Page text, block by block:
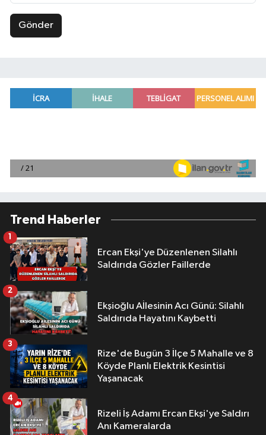
Gönder
Trend Haberler
Ercan Ekşi'ye Düzenlenen Silahlı
Saldırıda Gözler Faillerde
1
Ekşioğlu Aİlesinin Acı Günü: Silahlı
Saldırıda Hayatını Kaybetti
2
Rize'de Bugün 3 İlçe 5 Mahalle ve 8
Köyde Planlı Elektrik Kesintisi
Yaşanacak
3
Rizeli İş Adamı Ercan Ekşi'ye Saldırı
Anı Kameralarda
4